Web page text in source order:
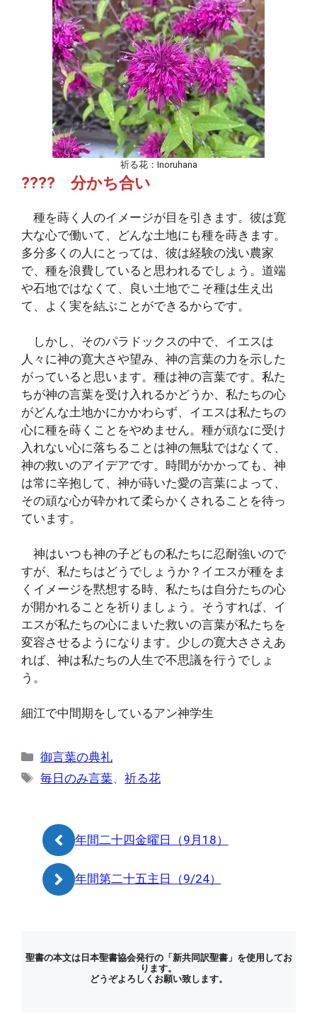
祈る花：Inoruhana
???? 分かち合い
種を蒔く人のイメージが目を引きます。彼は寛
大な心で働いて、どんな土地にも種を蒔きます。
多分多くの人にとっては、彼は経験の浅い農家
で、種を浪費していると思われるでしょう。道端
や石地ではなくて、良い土地でこそ種は生え出
て、よく実を結ぶことができるからです。
しかし、そのパラドックスの中で、イエスは
人々に神の寛大さや望み、神の言葉の力を示した
がっていると思います。種は神の言葉です。私た
ちが神の言葉を受け入れるかどうか、私たちの心
がどんな土地かにかかわらず、イエスは私たちの
心に種を蒔くことをやめません。種が頑なに受け
入れない心に落ちることは神の無駄ではなくて、
神の救いのアイデアです。時間がかかっても、神
は常に辛抱して、神が蒔いた愛の言葉によって、
その頑な心が砕かれて柔らかくされることを待っ
ています。
神はいつも神の子どもの私たちに忍耐強いので
すが、私たちはどうでしょうか？イエスが種をま
くイメージを黙想する時、私たちは自分たちの心
が開かれることを祈りましょう。そうすれば、イ
エスが私たちの心にまいた救いの言葉が私たちを
変容させるようになります。少しの寛大ささえあ
れば、神は私たちの人生で不思議を行うでしょ
う。
細江で中間期をしているアン神学生
カ
テ
ゴ
ー
御言葉の典礼
タ
毎日のみ言葉、祈る花
年間二十四金曜日（9月18）
年間第二十五主日（9/24）
聖書の本文は日本聖書協会発行の「新共同訳聖書」を使用してお
ります。
どうぞよろしくお願い致します。